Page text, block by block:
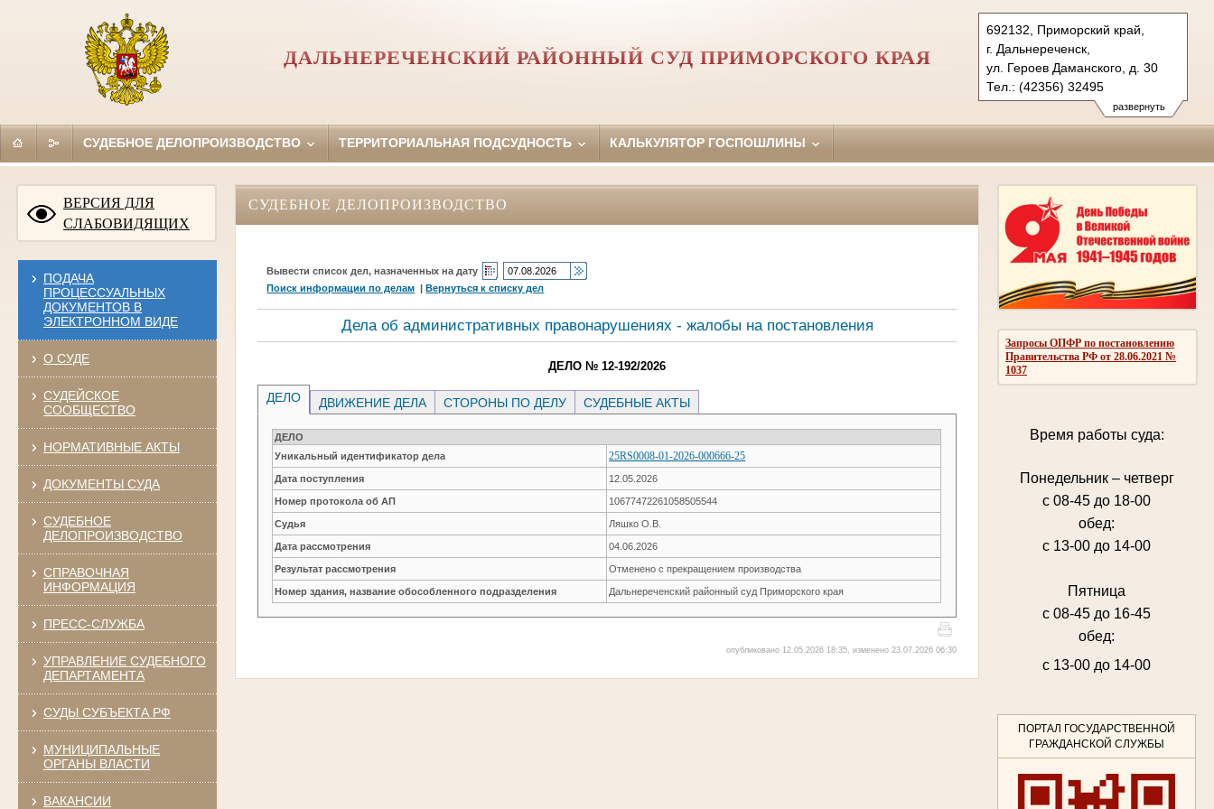
развернуть
692132, Приморский край,
г. Дальнереченск,
ул. Героев Даманского, д. 30
Тел.: (42356) 32495
dalnerechensky.prm@sudrf.ru
ДАЛЬНЕРЕЧЕНСКИЙ РАЙОННЫЙ СУД ПРИМОРСКОГО КРАЯ
СУДЕБНОЕ ДЕЛОПРОИЗВОДСТВО ТЕРРИТОРИАЛЬНАЯ ПОДСУДНОСТЬ КАЛЬКУЛЯТОР ГОСПОШЛИНЫ
ВЕРСИЯ ДЛЯ
СЛАБОВИДЯЩИХ
ПОДАЧА
ПРОЦЕССУАЛЬНЫХ
ДОКУМЕНТОВ В
ЭЛЕКТРОННОМ ВИДЕ
О СУДЕ
СУДЕЙСКОЕ
СООБЩЕСТВО
НОРМАТИВНЫЕ АКТЫ
ДОКУМЕНТЫ СУДА
СУДЕБНОЕ
ДЕЛОПРОИЗВОДСТВО
СПРАВОЧНАЯ
ИНФОРМАЦИЯ
ПРЕСС-СЛУЖБА
УПРАВЛЕНИЕ СУДЕБНОГО
ДЕПАРТАМЕНТА
СУДЫ СУБЪЕКТА РФ
МУНИЦИПАЛЬНЫЕ
ОРГАНЫ ВЛАСТИ
ВАКАНСИИ
Запросы ОПФР по постановлению
Правительства РФ от 28.06.2021 №
1037
Время работы суда:
Понедельник – четверг
с 08-45 до 18-00
обед:
с 13-00 до 14-00
Пятница
с 08-45 до 16-45
обед:
с 13-00 до 14-00
ПОРТАЛ ГОСУДАРСТВЕННОЙ
ГРАЖДАНСКОЙ СЛУЖБЫ
СУДЕБНОЕ ДЕЛОПРОИЗВОДСТВО
Вывести список дел, назначенных на дату
Поиск информации по делам |Вернуться к списку дел
Дела об административных правонарушениях - жалобы на постановления
ДЕЛО № 12-192/2026
ДЕЛО ДВИЖЕНИЕ ДЕЛА СТОРОНЫ ПО ДЕЛУ СУДЕБНЫЕ АКТЫ
ДЕЛО
Уникальный идентификатор дела
25RS0008-01-2026-000666-25
Дата поступления 12.05.2026
Номер протокола об АП 10677472261058505544
Судья Ляшко О.В.
Дата рассмотрения 04.06.2026
Результат рассмотрения Отменено с прекращением производства
Номер здания, название обособленного подразделения Дальнереченский районный суд Приморского края
опубликовано 12.05.2026 18:35, изменено 23.07.2026 06:30